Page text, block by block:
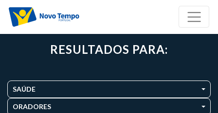
RESULTADOS PARA:
SAÚDE
ORADORES